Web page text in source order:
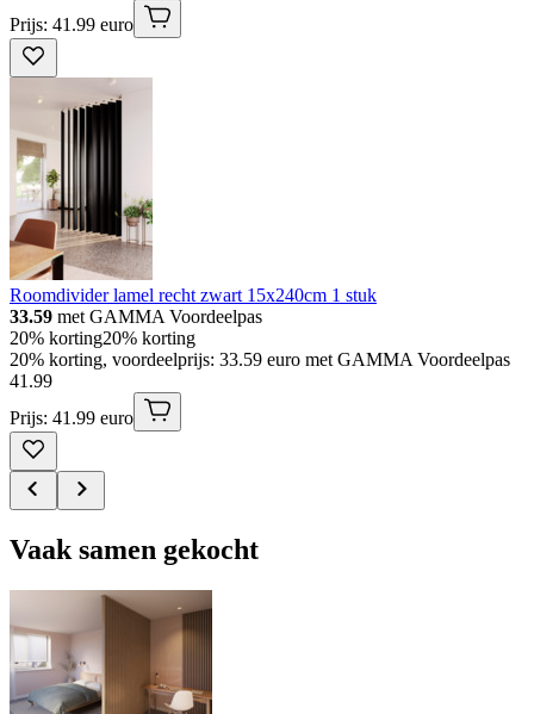
Prijs: 41.99 euro
Roomdivider lamel recht zwart 15x240cm 1 stuk
33.59 met GAMMA Voordeelpas
20% korting20% korting
20% korting, voordeelprijs: 33.59 euro met GAMMA Voordeelpas
41 .99
Prijs: 41.99 euro
Vaak samen gekocht